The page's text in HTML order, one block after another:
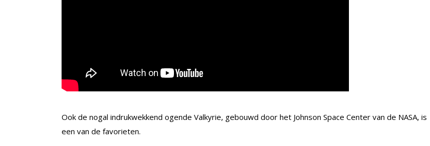
Ook de nogal indrukwekkend ogende Valkyrie, gebouwd door het Johnson Space Center van de NASA, is
een van de favorieten.